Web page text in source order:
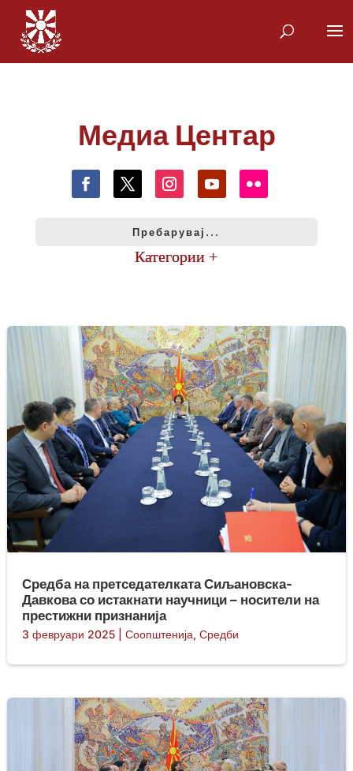
Медиа Центар
Средба на претседателката Сиљановска-
Давкова со истакнати научници – носители на
престижни признанија
3 февруари 2025| Соопштенија, Средби